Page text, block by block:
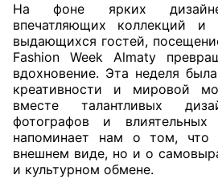
На фоне ярких
впечатляющих коллекций и
выдающихся гостей,
Fashion Week Almaty
вдохновение. Эта неделя
креативности и мировой
вместе талантливых
фотографов и
напоминает нам о том,
внешнем виде, но и о
и культурном обмене.